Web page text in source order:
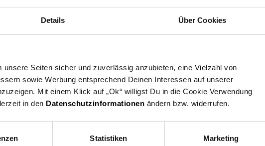
Details Über Cookies
Seiten sicher und zuverlässig anzubieten, eine Vielzahl von
sowie Werbung entsprechend Deinen Interessen auf unserer
Mit einem Klick auf „Ok“ willigst Du in die Cookie Verwendung
in den Datenschutzinformationen ändern bzw. widerrufen.
Statistiken Marketing
die RundumPflege. Ein professioneller 15-in-1-Multi-Trimmer mit robustem
entwickelt für professionelles Haareschneiden, einfache Körperpflege und die
Die außergewöhnliche Lithium-Ionen-Technologie liefert 5 Stunden
X Metal Series.